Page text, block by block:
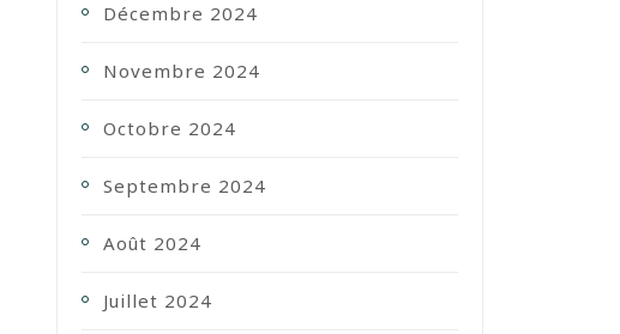
Décembre 2024
Novembre 2024
Octobre 2024
Septembre 2024
Août 2024
Juillet 2024